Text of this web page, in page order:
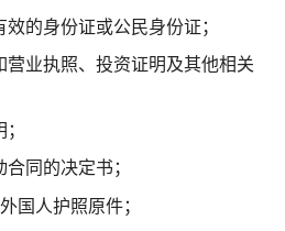
的身份证或公民身份证；
营业执照、投资证明及其他相关
同的决定书；
国人护照原件；